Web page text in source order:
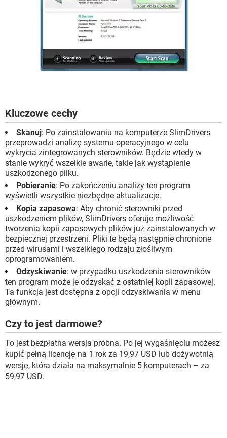
Kluczowe cechy
Skanuj: Po zainstalowaniu na komputerze SlimDrivers
przeprowadzi analizę systemu operacyjnego w celu
wykrycia zintegrowanych sterowników. Będzie wtedy w
stanie wykryć wszelkie awarie, takie jak wystąpienie
uszkodzonego pliku.
Pobieranie: Po zakończeniu analizy ten program
wyświetli wszystkie niezbędne aktualizacje.
Kopia zapasowa: Aby chronić sterowniki przed
uszkodzeniem plików, SlimDrivers oferuje możliwość
tworzenia kopii zapasowych plików już zainstalowanych w
bezpiecznej przestrzeni. Pliki te będą następnie chronione
przed wirusami i wszelkiego rodzaju złośliwym
oprogramowaniem.
Odzyskiwanie: w przypadku uszkodzenia sterowników
ten program może je odzyskać z ostatniej kopii zapasowej.
Ta funkcja jest dostępna z opcji odzyskiwania w menu
głównym.
Czy to jest darmowe?
To jest bezpłatna wersja próbna. Po jej wygaśnięciu możesz
kupić pełną licencję na 1 rok za 19,97 USD lub dożywotnią
wersję, która działa na maksymalnie 5 komputerach – za
59,97 USD.